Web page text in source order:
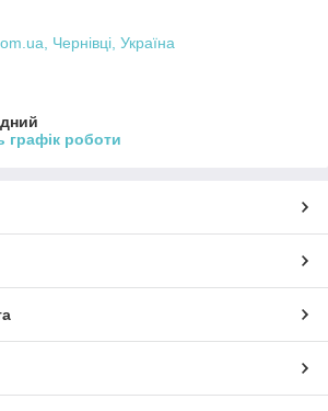
Чернівці, Україна
графік роботи